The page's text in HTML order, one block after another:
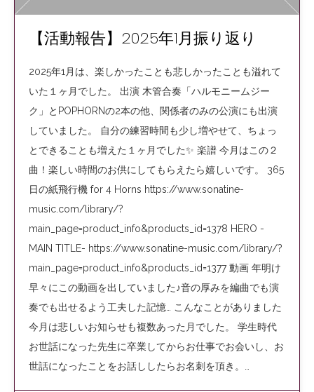
【活動報告】2025年1月振り返り
2025年1月は、楽しかったことも悲しかったことも溢れて
いた１ヶ月でした。 出演 木管合奏「ハルモニームジー
ク」とPOPHORNの2本の他、関係者のみの公演にも出演
していました。 自分の練習時間も少し増やせて、ちょっ
とできることも増えた１ヶ月でした✨ 楽譜 今月はこの２
曲！楽しい時間のお供にしてもらえたら嬉しいです。 365
日の紙飛行機 for 4 Horns https://www.sonatine-
music.com/library/?
main_page=product_info&products_id=1378 HERO -
MAIN TITLE- https://www.sonatine-music.com/library/?
main_page=product_info&products_id=1377 動画 年明け
早々にこの動画を出していました♪音の厚みを編曲でも演
奏でも出せるよう工夫した記憶… こんなことがありました
今月は悲しいお知らせも複数あった月でした。 学生時代
お世話になった先生に卒業してからお仕事でお会いし、お
世話になったことをお話ししたらお名刺を頂き。…